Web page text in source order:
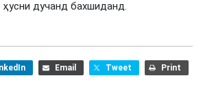
дучанд бахшиданд.
Email Tweet Print